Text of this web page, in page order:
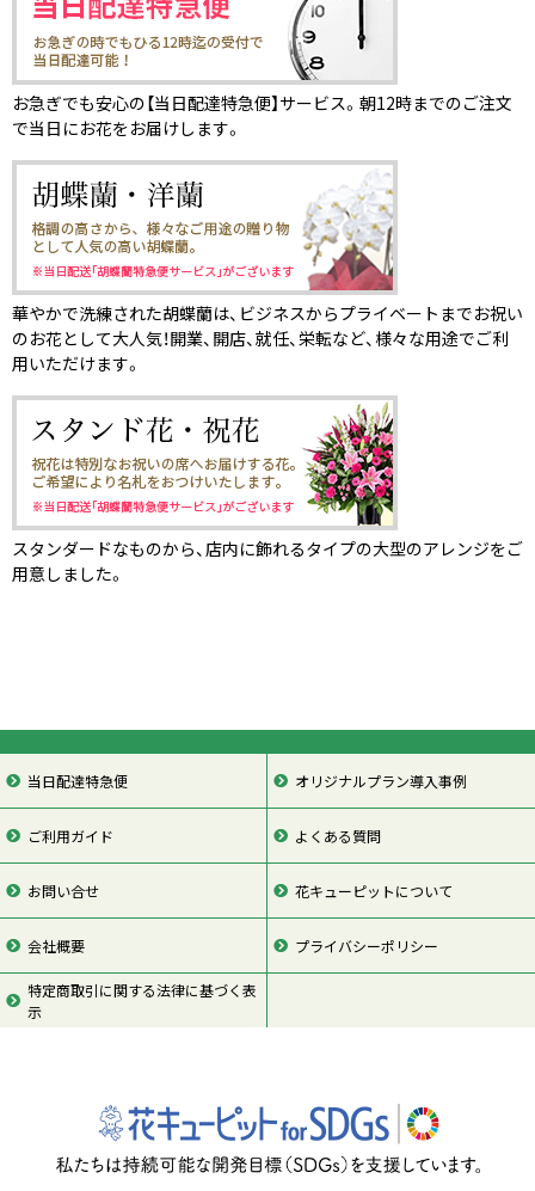
お急ぎでも安心の【当日配達特急便】サービス。朝12時までのご注文
で当日にお花をお届けします。
華やかで洗練された胡蝶蘭は、ビジネスからプライベートまでお祝い
のお花として大人気！開業、開店、就任、栄転など、様々な用途でご利
用いただけます。
スタンダードなものから、店内に飾れるタイプの大型のアレンジをご
用意しました。
当日配達特急便 オリジナルプラン導入事例
ご利用ガイド よくある質問
お問い合せ 花キューピットについて
会社概要 プライバシーポリシー
特定商取引に関する法律に基づく表
示
ページの先頭